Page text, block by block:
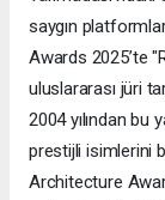
saygın
Awards 2025’te
uluslararası jüri
2004 yılından bu
prestijli isimlerini
Architecture